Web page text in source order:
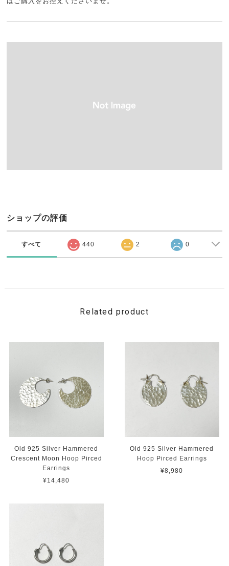
ショップの評価
すべて 440 2 0
Related product
Old 925 Silver Hammered
Crescent Moon Hoop Pirced
Earrings
¥14,480
Old 925 Silver Hammered
Hoop Pirced Earrings
¥8,980